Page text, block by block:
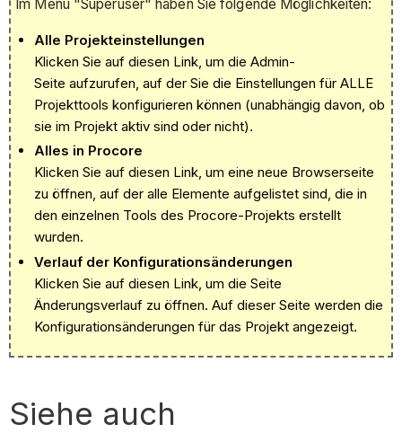
Im Menü "Superuser" haben Sie folgende Möglichkeiten:
Alle Projekteinstellungen
Klicken Sie auf diesen Link, um die Admin-
Seite aufzurufen, auf der Sie die Einstellungen für ALLE
Projekttools konfigurieren können (unabhängig davon, ob
sie im Projekt aktiv sind oder nicht).
Alles in Procore
Klicken Sie auf diesen Link, um eine neue Browserseite
zu öffnen, auf der alle Elemente aufgelistet sind, die in
den einzelnen Tools des Procore-Projekts erstellt
wurden.
Verlauf der Konfigurationsänderungen
Klicken Sie auf diesen Link, um die Seite
Änderungsverlauf zu öffnen. Auf dieser Seite werden die
Konfigurationsänderungen für das Projekt angezeigt.
Siehe auch